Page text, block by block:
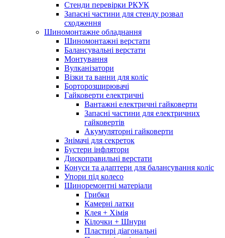
Стенди перевірки РКУК
Запасні частини для стенду розвал
сходження
Шиномонтажне обладнання
Шиномонтажні верстати
Балансувальні верстати
Монтування
Вулканізатори
Візки та ванни для коліс
Борторозширювачі
Гайковерти електричні
Вантажні електричні гайковерти
Запасні частини для електричних
гайковертів
Акумуляторні гайковерти
Знімачі для секреток
Бустери інфлятори
Дископравильні верстати
Конуси та адаптери для балансування коліс
Упори під колесо
Шиноремонтні матеріали
Грибки
Камерні латки
Клея + Хімія
Кілочки + Шнури
Пластирі діагональні